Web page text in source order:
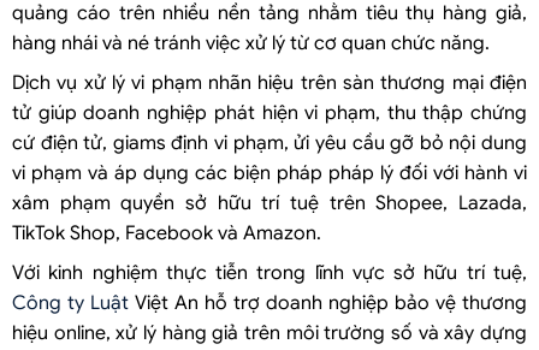
quảng cáo trên nhiều nền tảng nhằm tiêu thụ hàng giả,
hàng nhái và né tránh việc xử lý từ cơ quan chức năng.
Dịch vụ xử lý vi phạm nhãn hiệu trên sàn thương mại điện
tử giúp doanh nghiệp phát hiện vi phạm, thu thập chứng
cứ điện tử, giams định vi phạm, ửi yêu cầu gỡ bỏ nội dung
vi phạm và áp dụng các biện pháp pháp lý đối với hành vi
xâm phạm quyền sở hữu trí tuệ trên Shopee, Lazada,
TikTok Shop, Facebook và Amazon.
Với kinh nghiệm thực tiễn trong lĩnh vực sở hữu trí tuệ,
Công ty Luật Việt An hỗ trợ doanh nghiệp bảo vệ thương
hiệu online, xử lý hàng giả trên môi trường số và xây dựng